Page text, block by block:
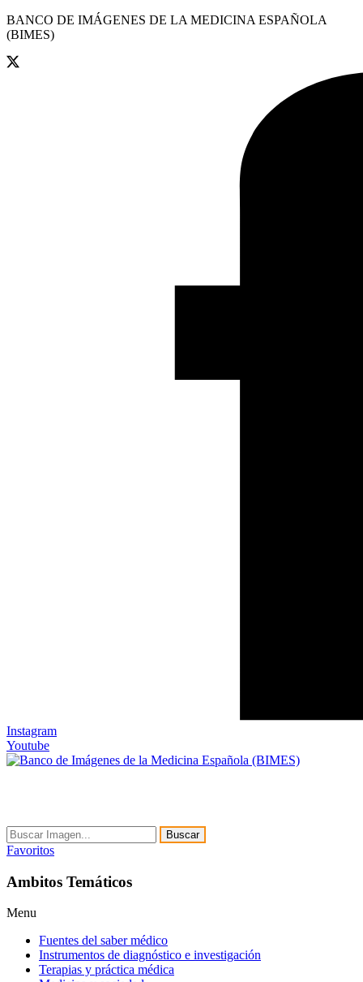
BANCO DE IMÁGENES DE LA MEDICINA ESPAÑOLA
(BIMES)
Instagram
Youtube
Buscar
Favoritos
Ambitos Temáticos
Menu
Fuentes del saber médico
Instrumentos de diagnóstico e investigación
Terapias y práctica médica